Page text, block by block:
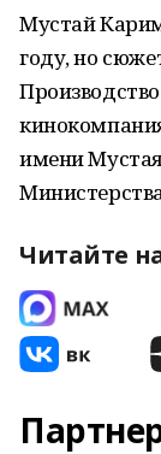
Мустай
году, но
имени
Читайте